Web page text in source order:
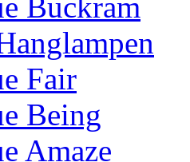
Fair
Being
Amaze